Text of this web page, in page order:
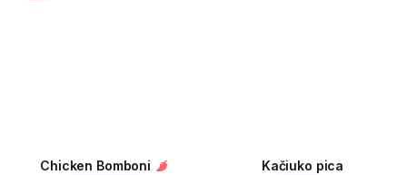
Chicken Bomboni Kačiuko pica